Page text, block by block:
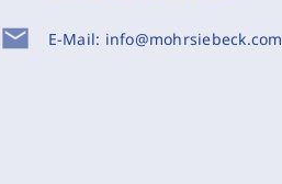
mail E-Mail: info@mohrsiebeck.com